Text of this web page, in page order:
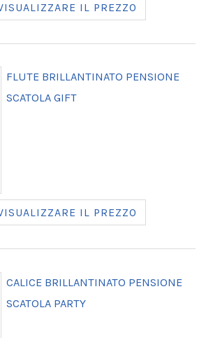
IL PREZZO
FLUTE BRILLANTINATO PENSIONE
SCATOLA GIFT
IL PREZZO
CALICE BRILLANTINATO PENSIONE
SCATOLA PARTY